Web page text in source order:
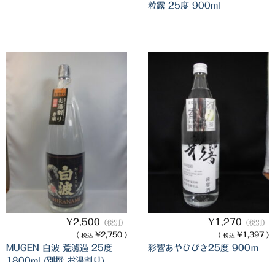
薩摩酒造
知覧醸造
白玉醸造
甲斐商店
本坊酒造
粒露 25度 900ml
¥2,500 （税別）
( 税込 ¥2,750 )
MUGEN 白波 荒濾過 25度
¥1,270 （税別）
( 税込 ¥1,397 )
彩響あやひびき25度 900ｍ